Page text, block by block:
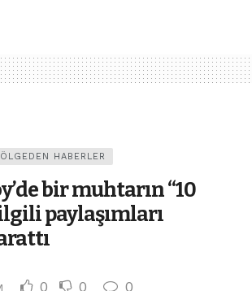
HABERLER
bir muhtarın “10
paylaşımları
0 0 0